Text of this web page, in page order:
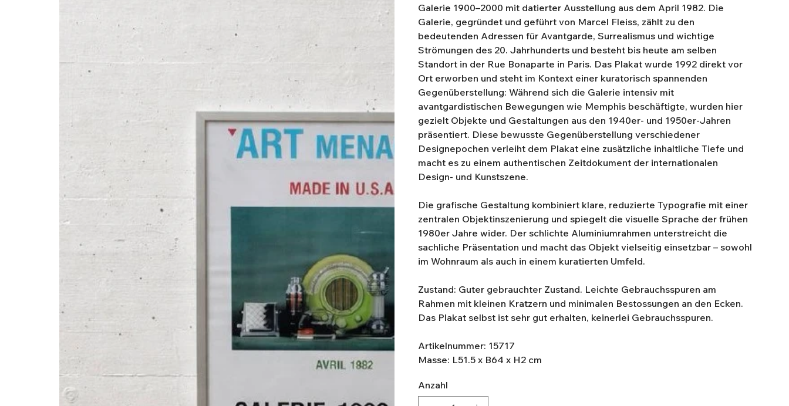
Galerie 1900–2000 mit datierter Ausstellung aus dem April 1982. Die
Galerie, gegründet und geführt von Marcel Fleiss, zählt zu den
bedeutenden Adressen für Avantgarde, Surrealismus und wichtige
Strömungen des 20. Jahrhunderts und besteht bis heute am selben
Standort in der Rue Bonaparte in Paris. Das Plakat wurde 1992 direkt vor
Ort erworben und steht im Kontext einer kuratorisch spannenden
Gegenüberstellung: Während sich die Galerie intensiv mit
avantgardistischen Bewegungen wie Memphis beschäftigte, wurden hier
gezielt Objekte und Gestaltungen aus den 1940er- und 1950er-Jahren
präsentiert. Diese bewusste Gegenüberstellung verschiedener
Designepochen verleiht dem Plakat eine zusätzliche inhaltliche Tiefe und
macht es zu einem authentischen Zeitdokument der internationalen
Design- und Kunstszene.
Die grafische Gestaltung kombiniert klare, reduzierte Typografie mit einer
zentralen Objektinszenierung und spiegelt die visuelle Sprache der frühen
1980er Jahre wider. Der schlichte Aluminiumrahmen unterstreicht die
sachliche Präsentation und macht das Objekt vielseitig einsetzbar – sowohl
im Wohnraum als auch in einem kuratierten Umfeld.
Zustand: Guter gebrauchter Zustand. Leichte Gebrauchsspuren am
Rahmen mit kleinen Kratzern und minimalen Bestossungen an den Ecken.
Das Plakat selbst ist sehr gut erhalten, keinerlei Gebrauchsspuren.
Artikelnummer: 15717
Masse: L51.5 x B64 x H2 cm
Anzahl